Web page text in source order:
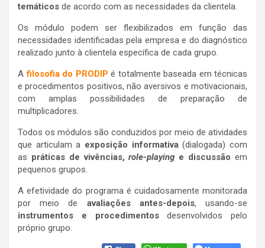
temáticos de acordo com as necessidades da clientela.
Os módulo podem ser flexibilizados em função das
necessidades identificadas pela empresa e do diagnóstico
realizado junto à clientela específica de cada grupo.
Afilosofia do PRODIP é totalmente baseada em técnicas
e procedimentos positivos, não aversivos e motivacionais,
com amplas possibilidades de preparação de
multiplicadores.
Todos os módulos são conduzidos por meio de atividades
que articulam a exposição informativa(dialogada) com
as práticas de vivências,role-playing e discussão em
pequenos grupos.
A efetividade do programa é cuidadosamente monitorada
por meio de avaliações antes-depois, usando-se
instrumentos e procedimentosdesenvolvidos pelo
próprio grupo.